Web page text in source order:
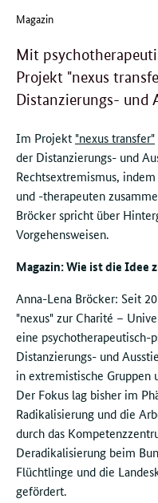
Magazin
Mit
Projekt "nexus
Distanzierungs- und
Im Projekt "nexus transfer"
der Distanzierungs- und
Rechtsextremismus,
und -therapeuten
Bröcker spricht über
Vorgehensweisen.
Magazin: Wie ist die Idee
Anna-Lena Bröcker: Seit
"nexus" zur Charité –
eine psychotherapeutisch-
Distanzierungs- und
in extremistische Gruppen
Der Fokus lag bisher im
Radikalisierung und die
durch das
Deradikalisierung beim
Flüchtlinge und die
gefördert.